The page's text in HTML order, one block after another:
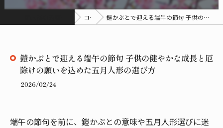
コラム 鎧かぶとで迎える端午の節句 子供の健やかな成長と厄除けの願いを込めた五月人形の選び方
鎧かぶとで迎える端午の節句 子供の健やかな成長と厄
除けの願いを込めた五月人形の選び方
2026/02/24
端午の節句を前に、鎧かぶとの意味や五月人形選びに迷